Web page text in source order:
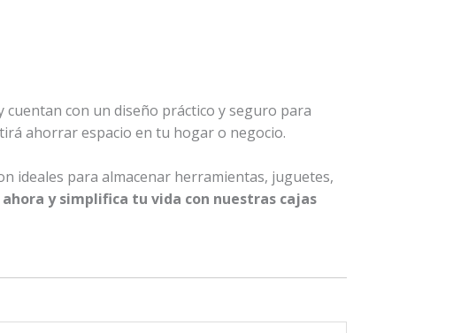
cuentan con un diseño práctico y seguro para
ahorrar espacio en tu hogar o negocio.
ideales para almacenar herramientas, juguetes,
ahora y simplifica tu vida con nuestras cajas